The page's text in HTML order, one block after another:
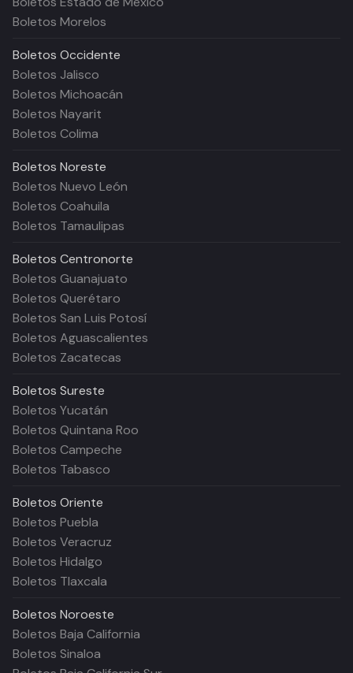
Boletos Morelos
Boletos Occidente
Boletos Jalisco
Boletos Michoacán
Boletos Nayarit
Boletos Colima
Boletos Noreste
Boletos Nuevo León
Boletos Coahuila
Boletos Tamaulipas
Boletos Centronorte
Boletos Guanajuato
Boletos Querétaro
Boletos San Luis Potosí
Boletos Aguascalientes
Boletos Zacatecas
Boletos Sureste
Boletos Yucatán
Boletos Quintana Roo
Boletos Campeche
Boletos Tabasco
Boletos Oriente
Boletos Puebla
Boletos Veracruz
Boletos Hidalgo
Boletos Tlaxcala
Boletos Noroeste
Boletos Baja California
Boletos Sinaloa